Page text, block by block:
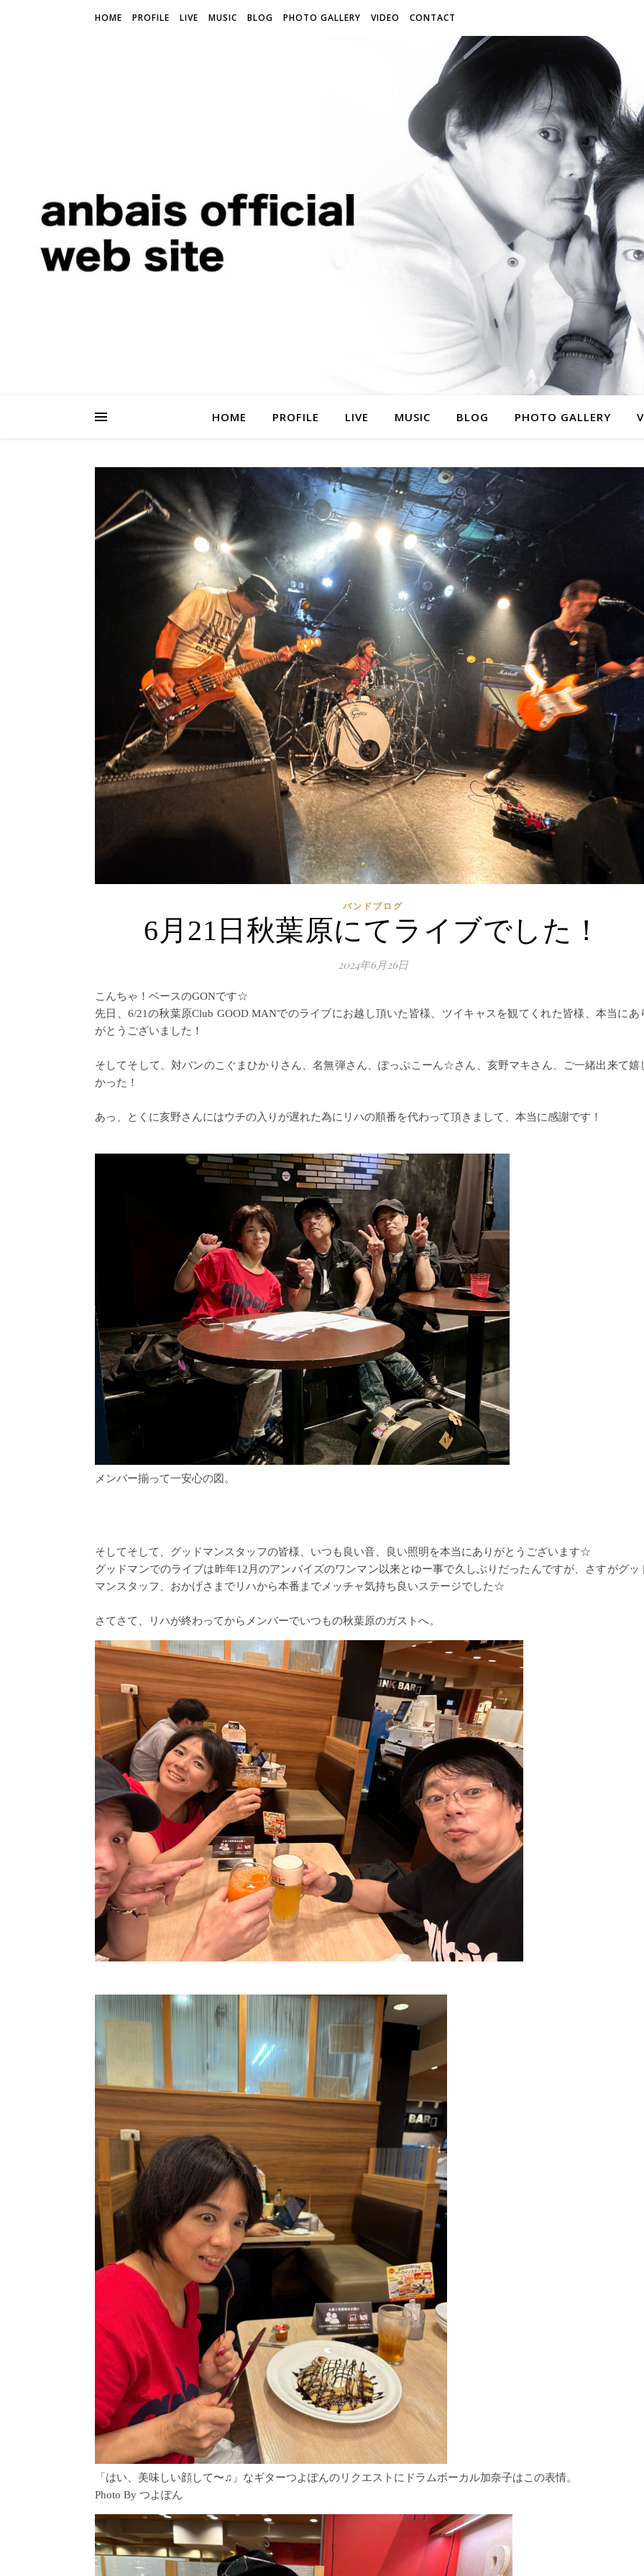
HOME PROFILE LIVE MUSIC BLOG PHOTO GALLERY VIDEO CONTACT
HOME PROFILE LIVE MUSIC BLOG PHOTO GALLERY
バンドブログ
6月21日秋葉原にてライブでした！
2024年6月26日
こんちゃ！ベースのGONです☆
先日、6/21の秋葉原Club GOOD MANでのライブにお越し頂いた皆様、ツイキャスを観てくれた皆様、本当にあ
がとうございました！
そしてそして、対バンのこぐまひかりさん、名無弾さん、ぽっぷこーん☆さん、亥野マキさん、ご一緒出来て嬉
かった！
あっ、とくに亥野さんにはウチの入りが遅れた為にリハの順番を代わって頂きまして、本当に感謝です！
メンバー揃って一安心の図。
そしてそして、グッドマンスタッフの皆様、いつも良い音、良い照明を本当にありがとうございます☆
グッドマンでのライブは昨年12月のアンバイズのワンマン以来とゆー事で久しぶりだったんですが、さすがグッ
マンスタッフ、おかげさまでリハから本番までメッチャ気持ち良いステージでした☆
さてさて、リハが終わってからメンバーでいつもの秋葉原のガストへ。
「はい、美味しい顔して〜♫」なギターつよぽんのリクエストにドラムボーカル加奈子はこの表情。
Photo By つよぽん